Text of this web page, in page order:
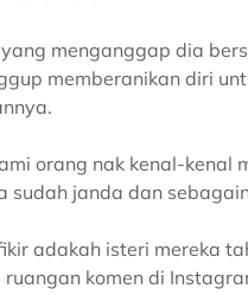
menganggap dia
memberanikan diri
orang nak kenal-kenal
sudah janda dan
adakah isteri mereka
komen di